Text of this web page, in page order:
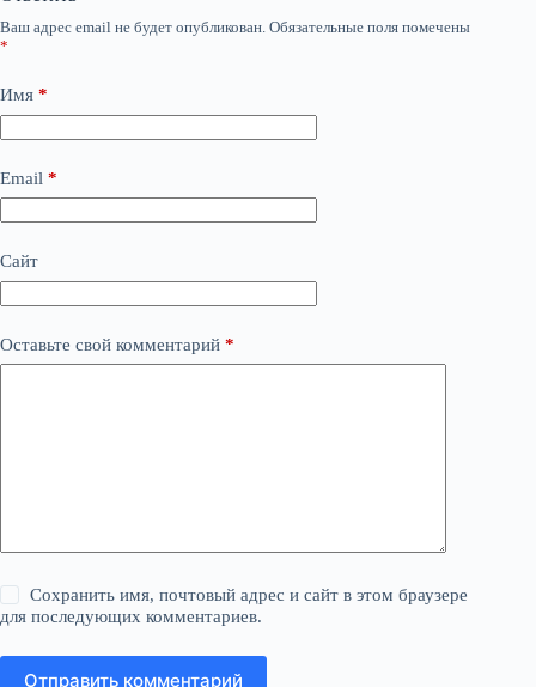
Ваш адрес email не будет опубликован. Обязательные поля помечены
*
Имя *
Email *
Сайт
Оставьте свой комментарий *
Сохранить имя, почтовый адрес и сайт в этом браузере
для последующих комментариев.
Отправить комментарий